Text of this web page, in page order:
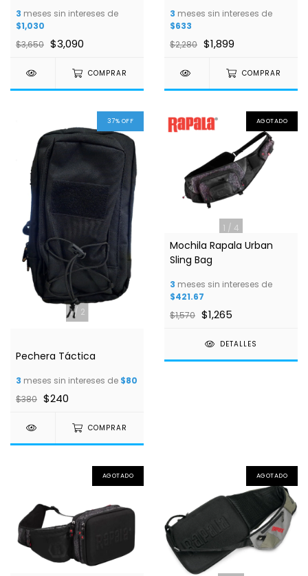
3 meses sin intereses de
$1,030
$3,650 $3,090
COMPRAR
3 meses sin intereses de
$633
$2,280 $1,899
COMPRAR
1/ 2
37% OFF
Pechera Táctica
3 meses sin intereses de $80
$380 $240
COMPRAR
1 / 4
AGOTADO
Mochila Rapala Urban
Sling Bag
3 meses sin intereses de
$421.67
$1,570 $1,265
DETALLES
AGOTADO AGOTADO